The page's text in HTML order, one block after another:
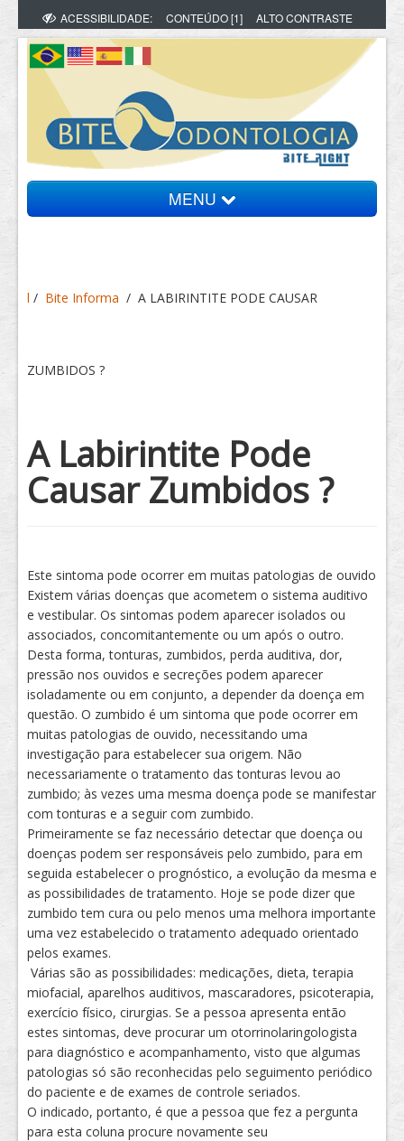
ACESSIBILIDADE: CONTEÚDO [1] ALTO CONTRASTE
MENU
Vídeos
l / Bite Informa / A LABIRINTITE PODE CAUSAR
ZUMBIDOS ?
A Labirintite Pode
Causar Zumbidos ?
Este sintoma pode ocorrer em muitas patologias de ouvido
Existem várias doenças que acometem o sistema auditivo
e vestibular. Os sintomas podem aparecer isolados ou
associados, concomitantemente ou um após o outro.
Desta forma, tonturas, zumbidos, perda auditiva, dor,
pressão nos ouvidos e secreções podem aparecer
isoladamente ou em conjunto, a depender da doença em
questão. O zumbido é um sintoma que pode ocorrer em
muitas patologias de ouvido, necessitando uma
investigação para estabelecer sua origem. Não
necessariamente o tratamento das tonturas levou ao
zumbido; às vezes uma mesma doença pode se manifestar
com tonturas e a seguir com zumbido.
Primeiramente se faz necessário detectar que doença ou
doenças podem ser responsáveis pelo zumbido, para em
seguida estabelecer o prognóstico, a evolução da mesma e
as possibilidades de tratamento. Hoje se pode dizer que
zumbido tem cura ou pelo menos uma melhora importante
uma vez estabelecido o tratamento adequado orientado
pelos exames.
Várias são as possibilidades: medicações, dieta, terapia
miofacial, aparelhos auditivos, mascaradores, psicoterapia,
exercício físico, cirurgias. Se a pessoa apresenta então
estes sintomas, deve procurar um otorrinolaringologista
para diagnóstico e acompanhamento, visto que algumas
patologias só são reconhecidas pelo seguimento periódico
do paciente e de exames de controle seriados.
O indicado, portanto, é que a pessoa que fez a pergunta
para esta coluna procure novamente seu